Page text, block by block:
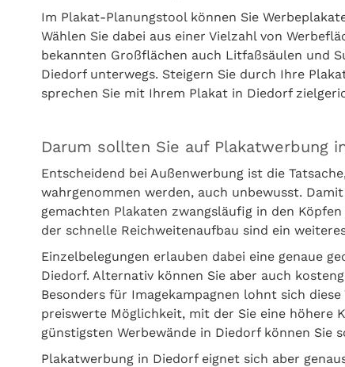
Im Plakat-Planungstool können Sie
Wählen Sie dabei aus einer Vielzahl von
bekannten Großflächen auch Litfaßsäulen und
Diedorf unterwegs. Steigern Sie durch Ihre
sprechen Sie mit Ihrem Plakat in Diedorf
Darum sollten Sie auf Plakatwerbung
Entscheidend bei Außenwerbung ist die
wahrgenommen werden, auch unbewusst.
gemachten Plakaten zwangsläufig in den
der schnelle Reichweitenaufbau sind ein
Einzelbelegungen erlauben dabei eine genaue
Diedorf. Alternativ können Sie aber auch
Besonders für Imagekampagnen lohnt sich
preiswerte Möglichkeit, mit der Sie eine höhere
günstigsten Werbewände in Diedorf können Sie
Plakatwerbung in Diedorf eignet sich aber